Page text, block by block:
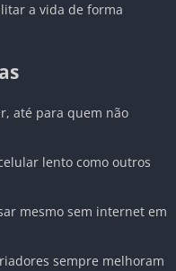
a vida de forma
até para quem não
lento como outros
mesmo sem internet em
sempre melhoram